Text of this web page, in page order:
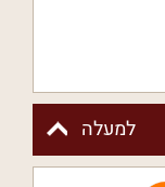
למעלה